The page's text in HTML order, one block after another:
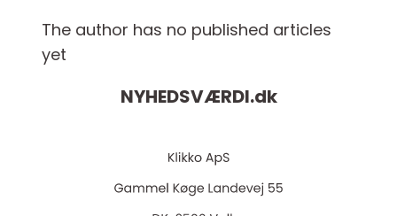
The author has no published articles
yet
NYHEDSVÆRDI.dk